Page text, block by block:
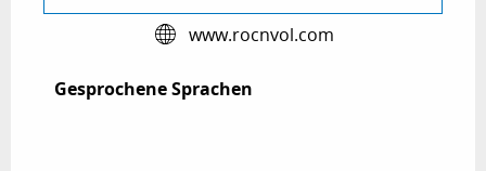
www.rocnvol.com
Gesprochene Sprachen
Gesprochene Sprachen